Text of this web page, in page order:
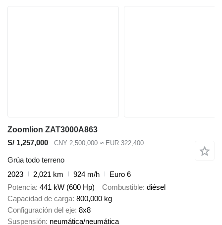
Zoomlion ZAT3000A863
S/ 1,257,000
CNY 2,500,000 ≈ EUR 322,400
Grúa todo terreno
2023
2,021 km 924 m/h
Euro 6
Potencia 441 kW (600 Hp) Combustible diésel
Capacidad de carga 800,000 kg
Configuración del eje 8x8
Suspensión neumática/neumática